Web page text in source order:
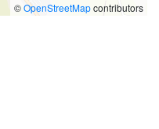
©OpenStreetMapcontributors